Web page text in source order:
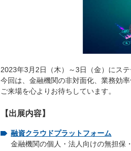
2023年3月2日（木）～3日（金）にス
今回は、金融機関の非対面化、業務効
ご来場を心よりお待ちしています。
【出展内容】
融資クラウドプラットフォーム
金融機関の個人・法人向けの無担保